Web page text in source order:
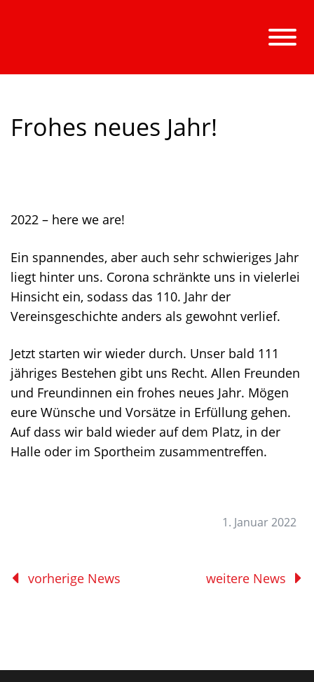
Frohes neues Jahr!
2022 – here we are!
Ein spannendes, aber auch sehr schwieriges Jahr
liegt hinter uns. Corona schränkte uns in vielerlei
Hinsicht ein, sodass das 110. Jahr der
Vereinsgeschichte anders als gewohnt verlief.
Jetzt starten wir wieder durch. Unser bald 111
jähriges Bestehen gibt uns Recht. Allen Freunden
und Freundinnen ein frohes neues Jahr. Mögen
eure Wünsche und Vorsätze in Erfüllung gehen.
Auf dass wir bald wieder auf dem Platz, in der
Halle oder im Sportheim zusammentreffen.
1. Januar 2022
vorherige News weitere News